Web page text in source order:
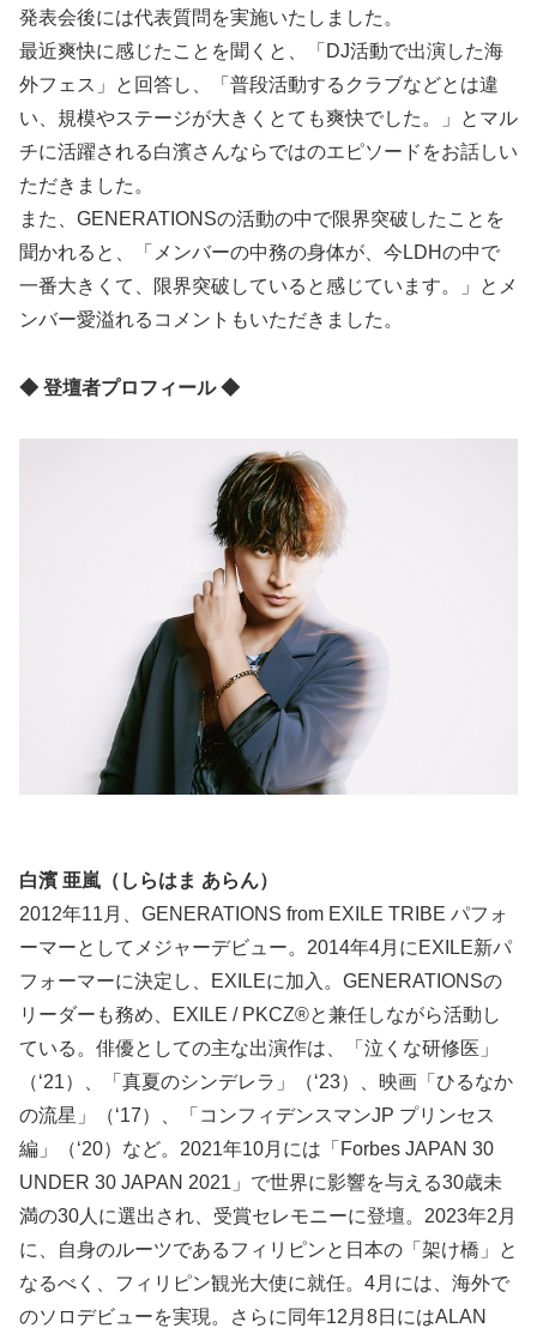
発表会後には代表質問を実施いたしました。
最近爽快に感じたことを聞くと、「DJ活動で出演した海
外フェス」と回答し、「普段活動するクラブなどとは違
い、規模やステージが大きくとても爽快でした。」とマル
チに活躍される白濱さんならではのエピソードをお話しい
ただきました。
また、GENERATIONSの活動の中で限界突破したことを
聞かれると、「メンバーの中務の身体が、今LDHの中で
一番大きくて、限界突破していると感じています。」とメ
ンバー愛溢れるコメントもいただきました。
◆ 登壇者プロフィール ◆
白濱 亜嵐（しらはま あらん）
2012年11月、GENERATIONS from EXILE TRIBE パフォ
ーマーとしてメジャーデビュー。2014年4月にEXILE新パ
フォーマーに決定し、EXILEに加入。GENERATIONSの
リーダーも務め、EXILE / PKCZ®と兼任しながら活動し
ている。俳優としての主な出演作は、「泣くな研修医」
（‘21）、「真夏のシンデレラ」（‘23）、映画「ひるなか
の流星」（‘17）、「コンフィデンスマンJP プリンセス
編」（‘20）など。2021年10月には「Forbes JAPAN 30
UNDER 30 JAPAN 2021」で世界に影響を与える30歳未
満の30人に選出され、受賞セレモニーに登壇。2023年2月
に、自身のルーツであるフィリピンと日本の「架け橋」と
なるべく、フィリピン観光大使に就任。4月には、海外で
のソロデビューを実現。さらに同年12月8日にはALAN